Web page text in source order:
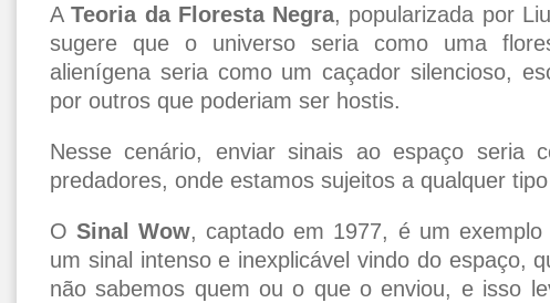
ATeoria da Floresta Negra, popularizada por
sugere que o universo seria como uma
alienígena seria como um caçador silencioso,
por outros que poderiam ser hostis.
Nesse cenário, enviar sinais ao espaço seria
predadores, onde estamos sujeitos a qualquer
OSinal Wow, captado em 1977, é um
um sinal intenso e inexplicável vindo do espaço,
não sabemos quem ou o que o enviou, e isso